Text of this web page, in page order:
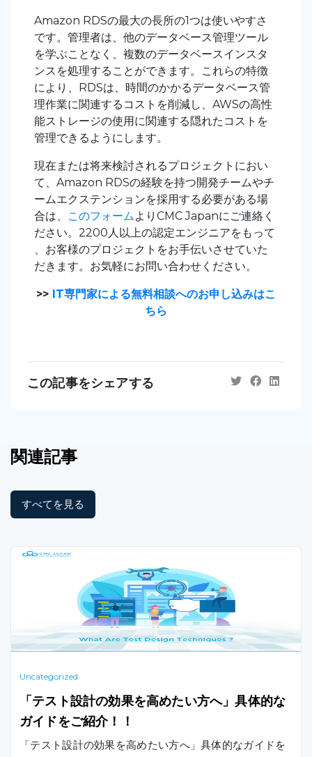
Amazon RDSの最大の長所の1つは使いやすさ
です。管理者は、他のデータベース管理ツール
を学ぶことなく、複数のデータベースインスタ
ンスを処理することができます。これらの特徴
により、RDSは、時間のかかるデータベース管
理作業に関連するコストを削減し、AWSの高性
能ストレージの使用に関連する隠れたコストを
管理できるようにします。
現在または将来検討されるプロジェクトにおい
て、Amazon RDSの経験を持つ開発チームやチ
ームエクステンションを採用する必要がある場
合は、
このフォーム よりCMC Japanにご連絡く
ださい。2200人以上の認定エンジニアをもって
、お客様のプロジェクトをお手伝いさせていた
だきます。お気軽にお問い合わせください。
>> IT専門家による無料相談へのお申し込みはこ
ちら
この記事をシェアする
関連記事
すべてを見る
Uncategorized
「テスト設計の効果を高めたい方へ」具体的な
ガイドをご紹介！！
「テスト設計の効果を高めたい方へ」具体的なガイドを